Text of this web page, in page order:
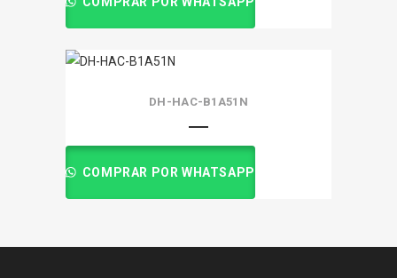
DH-HAC-B1A51N
COMPRAR POR WHATSAPP